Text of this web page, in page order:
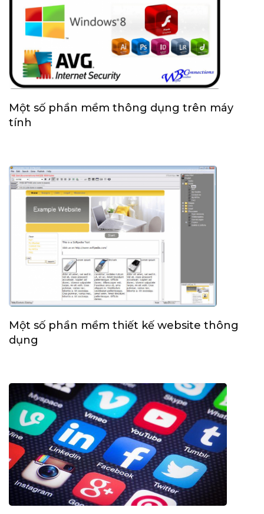
Một số phần mềm thông dụng trên máy
tính
Một số phần mềm thiết kế website thông
dụng